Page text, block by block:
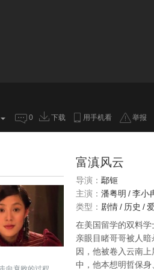
0 下载 用手机看 举报
富滇风云
导演： 鄢钷
主演： 潘粤明 /李小
类型： 剧情/ 历史 /
在美国留学的双料
亲眼目睹哥哥被人
因，他被卷入云南
中，他本想明哲保